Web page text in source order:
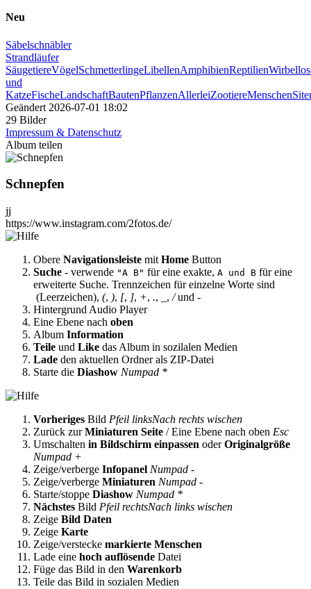
Neu
Säbelschnäbler
Strandläufer
SäugetiereVögelSchmetterlingeLibellenAmphibienReptilien
und
KatzeFischeLandschaftBautenPflanzenAllerleiZootiereMenschen
Geändert 2026-07-01 18:02
29 Bilder
Impressum & Datenschutz
Album teilen
Schnepfen
jj
https://www.instagram.com/2fotos.de/
Obere Navigationsleiste mit Home Button
Suche - verwende "A B" für eine exakte, A und B für eine
erweiterte Suche. Trennzeichen für einzelne Worte sind
(Leerzeichen), (, ), [, ], +, ., , /und -
Hintergrund Audio Player
Eine Ebene nach oben
Album Information
Teile und Like das Album in sozilalen Medien
Lade den aktuellen Ordner als ZIP-Datei
Starte die Diashow Numpad *
Vorheriges Bild Pfeil linksNach rechts wischen
Zurück zurMiniaturen Seite / Eine Ebene nach oben Esc
Umschalten in Bildschirm einpassen oderOriginalgröße
Numpad +
Zeige/verberge Infopanel Numpad -
Zeige/verberge Miniaturen Numpad -
Starte/stoppe Diashow Numpad *
Nächstes Bild Pfeil rechtsNach links wischen
Zeige Bild Daten
Zeige Karte
Zeige/verstecke markierte Menschen
Lade eine hoch auflösende Datei
Füge das Bild in den Warenkorb
Teile das Bild in sozialen Medien